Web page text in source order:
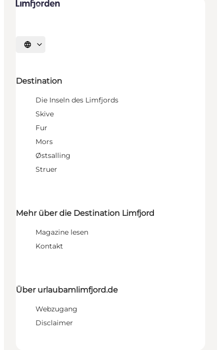
Sprache auswählen
Destination
Die Inseln des Limfjords
Skive
Fur
Mors
Østsalling
Struer
Mehr über die Destination Limfjord
Magazine lesen
Kontakt
Über urlaubamlimfjord.de
Webzugang
Disclaimer